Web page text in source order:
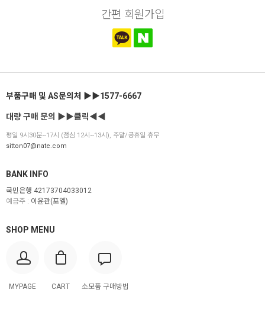
간편 회원가입
부품구매 및 AS문의처 ▶▶1577-6667
대량 구매 문의 ▶▶클릭◀◀
평일 9시30분~17시 (점심 12시~13시), 주말/공휴일 휴무
sitton07@nate.com
BANK INFO
국민은행 42173704033012
예금주 : 이윤관(포엘)
SHOP MENU
MYPAGE CART 소모품 구매방법